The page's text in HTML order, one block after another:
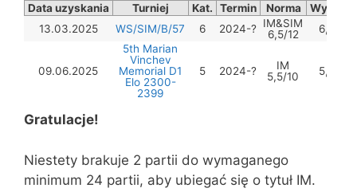
Data uzyskania Turniej Kat. Termin Norma
Wynik
13.03.2025
WS/SIM/B/57 6 2024-? IM&SIM
6,5/12
6,5
09.06.2025
5th Marian
Vinchev
Memorial D1
Elo 2300-
2399
5 2024-?
IM
5,5/10
5,5
Gratulacje!
Niestety brakuje 2 partii do wymaganego
minimum 24 partii, aby ubiegać się o tytuł IM.